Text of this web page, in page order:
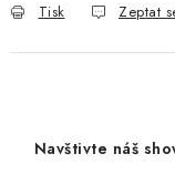
Tisk Zeptat
Navštivte náš